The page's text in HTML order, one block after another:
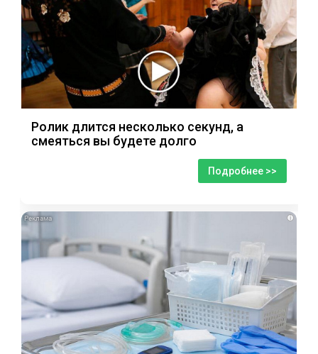
Ролик длится несколько секунд, а
смеяться вы будете долго
Подробнее >>
i